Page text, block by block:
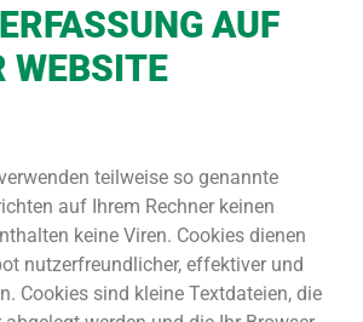
AUF
WEBSITE
teilweise so genannte
auf Ihrem Rechner keinen
keine Viren. Cookies dienen
nutzerfreundlicher, effektiver und
Cookies sind kleine Textdateien, die